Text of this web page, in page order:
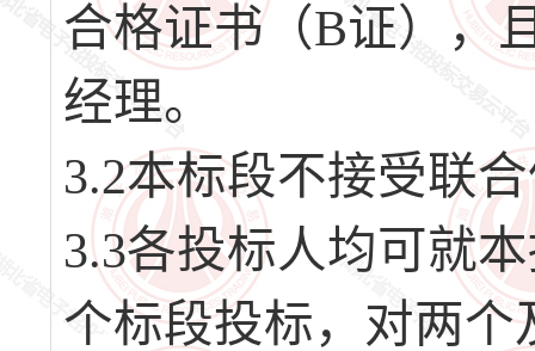
合格证书（B证），
经理。
3.2本标段不接受联
3.3各投标人均可就
个标段投标，对两